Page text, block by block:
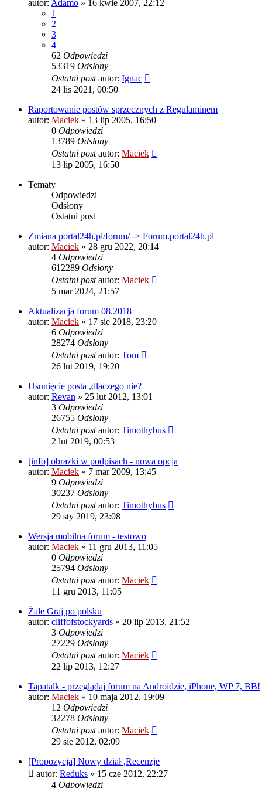
autor: Adamo » 16 kwie 2007, 22:12
1
2
3
4
62 Odpowiedzi
53319 Odsłony
Ostatni postautor: Ignac
24 lis 2021, 00:50
Raportowanie postów sprzecznych z Regulaminem
autor: Maciek » 13 lip 2005, 16:50
0 Odpowiedzi
13789 Odsłony
Ostatni postautor: Maciek
13 lip 2005, 16:50
Tematy
Odpowiedzi
Odsłony
Ostatni post
Zmiana portal24h.pl/forum/ -> Forum.portal24h.pl
autor: Maciek » 28 gru 2022, 20:14
4 Odpowiedzi
612289 Odsłony
Ostatni postautor: Maciek
5 mar 2024, 21:57
Aktualizacja forum 08.2018
autor: Maciek » 17 sie 2018, 23:20
6 Odpowiedzi
28274 Odsłony
Ostatni postautor: Tom
26 lut 2019, 19:20
Usunięcie posta ,dlaczego nie?
autor: Revan » 25 lut 2012, 13:01
3 Odpowiedzi
26755 Odsłony
Ostatni postautor: Timothybus
2 lut 2019, 00:53
[info] obrazki w podpisach - nowa opcja
autor: Maciek » 7 mar 2009, 13:45
9 Odpowiedzi
30237 Odsłony
Ostatni postautor: Timothybus
29 sty 2019, 23:08
Wersja mobilna forum - testowo
autor: Maciek » 11 gru 2013, 11:05
0 Odpowiedzi
25794 Odsłony
Ostatni postautor: Maciek
11 gru 2013, 11:05
Żale Graj po polsku
autor: cliffofstockyards » 20 lip 2013, 21:52
3 Odpowiedzi
27229 Odsłony
Ostatni postautor: Maciek
22 lip 2013, 12:27
Tapatalk - przeglądaj forum na Androidzie, iPhone, WP 7, BB!
autor: Maciek » 10 maja 2012, 19:09
12 Odpowiedzi
32278 Odsłony
Ostatni postautor: Maciek
29 sie 2012, 02:09
[Propozycja] Nowy dział ,Recenzje
autor: Reduks » 15 cze 2012, 22:27
4 Odpowiedzi